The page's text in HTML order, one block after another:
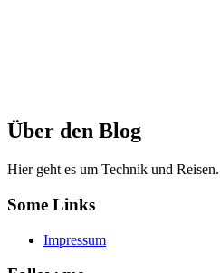
Über den Blog
Hier geht es um Technik und Reisen.
Some Links
Impressum